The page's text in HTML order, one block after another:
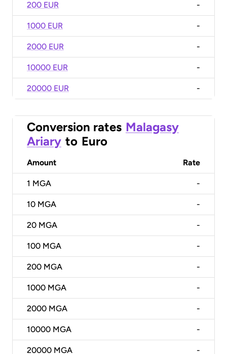
200 EUR -
1000 EUR -
2000 EUR -
10000 EUR -
20000 EUR -
Conversion rates Malagasy
Ariary to Euro
Amount Rate
1 MGA -
10 MGA -
20 MGA -
100 MGA -
200 MGA -
1000 MGA -
2000 MGA -
10000 MGA -
20000 MGA -